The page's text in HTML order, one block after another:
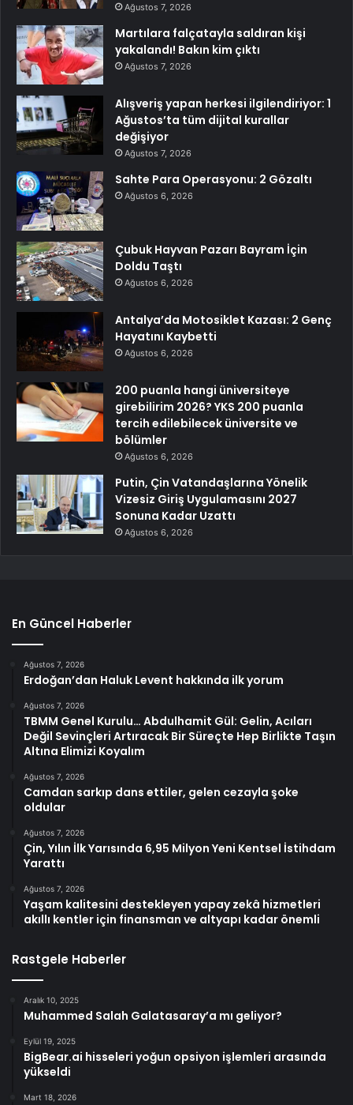
Ağustos 7, 2026
Martılara falçatayla saldıran kişi
yakalandı! Bakın kim çıktı
Ağustos 7, 2026
Alışveriş yapan herkesi ilgilendiriyor: 1
Ağustos’ta tüm dijital kurallar
değişiyor
Ağustos 7, 2026
Sahte Para Operasyonu: 2 Gözaltı
Ağustos 6, 2026
Çubuk Hayvan Pazarı Bayram İçin
Doldu Taştı
Ağustos 6, 2026
Antalya’da Motosiklet Kazası: 2 Genç
Hayatını Kaybetti
Ağustos 6, 2026
200 puanla hangi üniversiteye
girebilirim 2026? YKS 200 puanla
tercih edilebilecek üniversite ve
bölümler
Ağustos 6, 2026
Putin, Çin Vatandaşlarına Yönelik
Vizesiz Giriş Uygulamasını 2027
Sonuna Kadar Uzattı
Ağustos 6, 2026
En Güncel Haberler
Ağustos 7, 2026
Erdoğan’dan Haluk Levent hakkında ilk yorum
Ağustos 7, 2026
TBMM Genel Kurulu… Abdulhamit Gül: Gelin, Acıları
Değil Sevinçleri Artıracak Bir Süreçte Hep Birlikte Taşın
Altına Elimizi Koyalım
Ağustos 7, 2026
Camdan sarkıp dans ettiler, gelen cezayla şoke
oldular
Ağustos 7, 2026
Çin, Yılın İlk Yarısında 6,95 Milyon Yeni Kentsel İstihdam
Yarattı
Ağustos 7, 2026
Yaşam kalitesini destekleyen yapay zekâ hizmetleri
akıllı kentler için finansman ve altyapı kadar önemli
Rastgele Haberler
Aralık 10, 2025
Muhammed Salah Galatasaray’a mı geliyor?
Eylül 19, 2025
BigBear.ai hisseleri yoğun opsiyon işlemleri arasında
yükseldi
Mart 18, 2026